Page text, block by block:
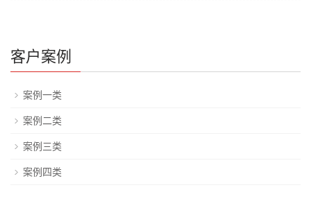
客户案例
案例一类
案例二类
案例三类
案例四类